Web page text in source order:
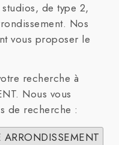
de type 2,
Nos
vous proposer le
recherche à
Nous vous
de recherche :